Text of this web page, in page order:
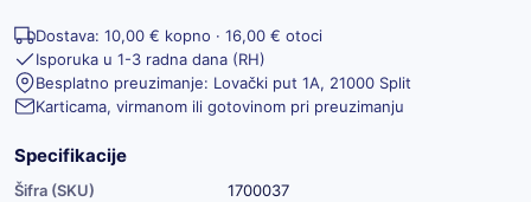
Dostava: 10,00 € kopno · 16,00 € otoci
Isporuka u 1-3 radna dana (RH)
Besplatno preuzimanje: Lovački put 1A, 21000 Split
Karticama, virmanom ili gotovinom pri preuzimanju
Specifikacije
Šifra (SKU) 1700037